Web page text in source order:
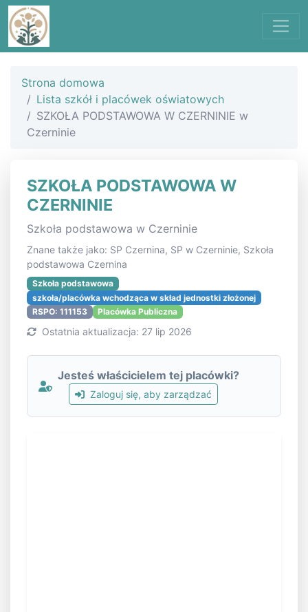
Strona domowa
Lista szkół i placówek oświatowych
SZKOŁA PODSTAWOWA W CZERNINIE w
Czerninie
SZKOŁA PODSTAWOWA W
CZERNINIE
Szkoła podstawowa w Czerninie
Znane także jako: SP Czernina, SP w Czerninie, Szkoła
podstawowa Czernina
Szkoła podstawowa
szkoła/placówka wchodząca w skład jednostki złożonej
RSPO: 111153
Placówka Publiczna
Ostatnia aktualizacja: 27 lip 2026
Jesteś właścicielem tej placówki?
Zaloguj się, aby zarządzać